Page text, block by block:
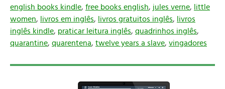
english books kindle, free books english, jules verne,
little
women, livros em inglês, livros gratuitos inglês,
livros
inglês kindle, praticar leitura inglês, quadrinhos inglês,
quarantine, quarentena, twelve years a slave, vingadores